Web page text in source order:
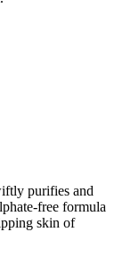
purifies and
free formula
skin of